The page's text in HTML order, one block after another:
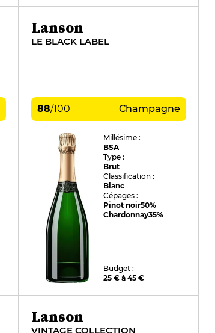
Lanson
LE BLACK LABEL
88/100 Champagne
Millésime :
BSA
Type :
Brut
Classification :
Blanc
Cépages :
Pinot noir50%
Chardonnay35%
Budget :
25 € à 45 €
Lanson
VINTAGE COLLECTION